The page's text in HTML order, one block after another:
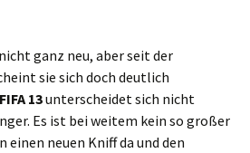
ganz neu, aber seit der
sie sich doch deutlich
FIFA 13unterscheidet sich nicht
Es ist bei weitem kein so großer
einen neuen Kniff da und den